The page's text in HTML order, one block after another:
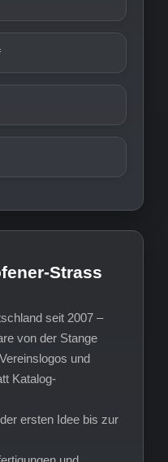
Strass
seit 2007 –
von der Stange
und
Katalog-
ersten Idee bis zur